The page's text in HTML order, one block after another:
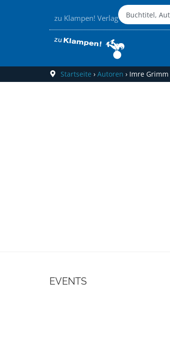
zu Klampen! Verlag
Startseite › Autoren › Imre Grimm
EVENTS